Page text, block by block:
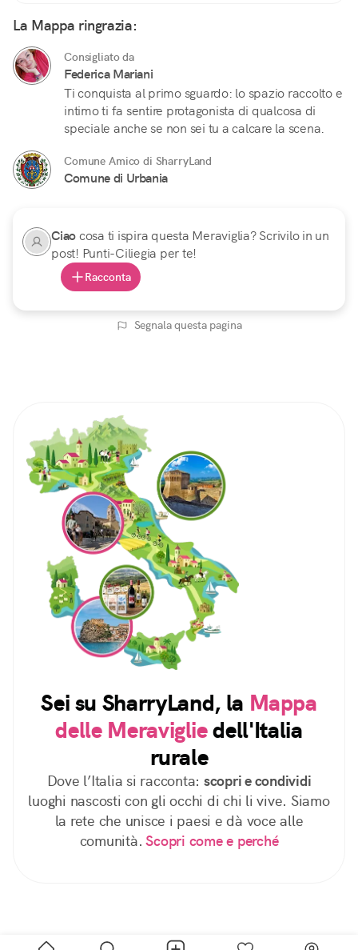
La Mappa ringrazia:
Consigliato da
Federica Mariani
Ti conquista al primo sguardo: lo spazio raccolto e
intimo ti fa sentire protagonista di qualcosa di
speciale anche se non sei tu a calcare la scena.
Comune Amico di SharryLand
Comune di Urbania
Ciaocosa ti ispira questa Meraviglia? Scrivilo in un
post! Punti-Ciliegia per te!
Racconta
Segnala questa pagina
Sei su SharryLand, la Mappa
delle Meravigliedell'Italia
rurale
Dove l’Italia si racconta: scopri e condividi
luoghi nascosti con gli occhi di chi li vive. Siamo
la rete che unisce i paesi e dà voce alle
comunità. Scopri come e perché